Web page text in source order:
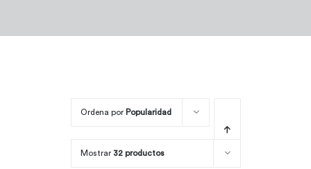
Ordena por Popularidad
Mostrar 32 productos